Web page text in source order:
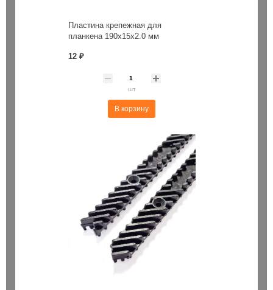
Пластина крепежная для
планкена 190х15х2.0 мм
12 ₽
шт
В корзину